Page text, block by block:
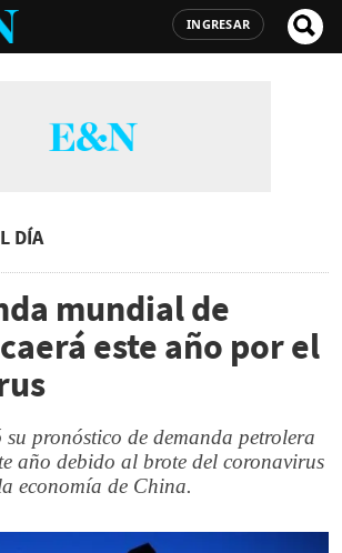
INGRESAR
DÍA
mundial de
este año por el
pronóstico de demanda petrolera
año debido al brote del coronavirus
economía de China.